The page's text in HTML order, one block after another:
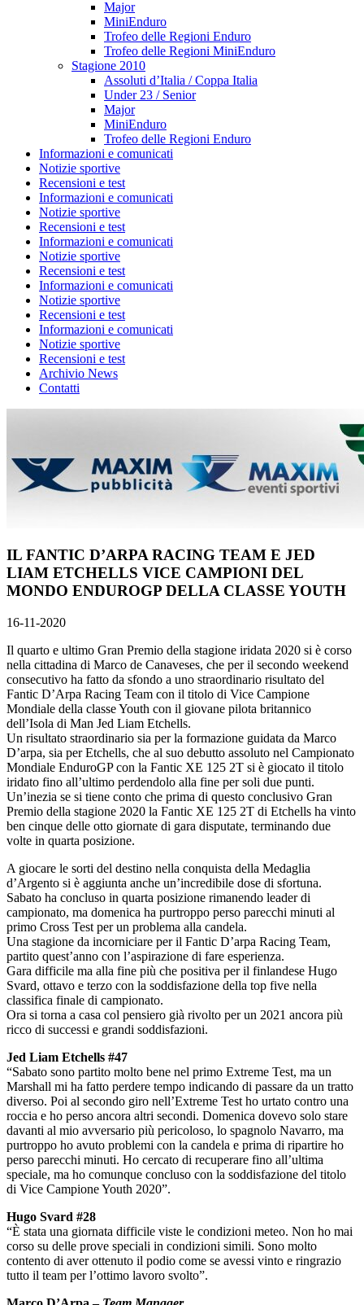
Major
MiniEnduro
Trofeo delle Regioni Enduro
Trofeo delle Regioni MiniEnduro
Stagione 2010
Assoluti d’Italia / Coppa Italia
Under 23 / Senior
Major
MiniEnduro
Trofeo delle Regioni Enduro
Informazioni e comunicati
Notizie sportive
Recensioni e test
Informazioni e comunicati
Notizie sportive
Recensioni e test
Informazioni e comunicati
Notizie sportive
Recensioni e test
Informazioni e comunicati
Notizie sportive
Recensioni e test
Informazioni e comunicati
Notizie sportive
Recensioni e test
Archivio News
Contatti
IL FANTIC D’ARPA RACING TEAM E JED
LIAM ETCHELLS VICE CAMPIONI DEL
MONDO ENDUROGP DELLA CLASSE YOUTH
16-11-2020
Il quarto e ultimo Gran Premio della stagione iridata 2020 si è corso
nella cittadina di Marco de Canaveses, che per il secondo weekend
consecutivo ha fatto da sfondo a uno straordinario risultato del
Fantic D’Arpa Racing Team con il titolo di Vice Campione
Mondiale della classe Youth con il giovane pilota britannico
dell’Isola di Man Jed Liam Etchells.
Un risultato straordinario sia per la formazione guidata da Marco
D’arpa, sia per Etchells, che al suo debutto assoluto nel Campionato
Mondiale EnduroGP con la Fantic XE 125 2T si è giocato il titolo
iridato fino all’ultimo perdendolo alla fine per soli due punti.
Un’inezia se si tiene conto che prima di questo conclusivo Gran
Premio della stagione 2020 la Fantic XE 125 2T di Etchells ha vinto
ben cinque delle otto giornate di gara disputate, terminando due
volte in quarta posizione.
A giocare le sorti del destino nella conquista della Medaglia
d’Argento si è aggiunta anche un’incredibile dose di sfortuna.
Sabato ha concluso in quarta posizione rimanendo leader di
campionato, ma domenica ha purtroppo perso parecchi minuti al
primo Cross Test per un problema alla candela.
Una stagione da incorniciare per il Fantic D’arpa Racing Team,
partito quest’anno con l’aspirazione di fare esperienza.
Gara difficile ma alla fine più che positiva per il finlandese Hugo
Svard, ottavo e terzo con la soddisfazione della top five nella
classifica finale di campionato.
Ora si torna a casa col pensiero già rivolto per un 2021 ancora più
ricco di successi e grandi soddisfazioni.
Jed Liam Etchells #47
“Sabato sono partito molto bene nel primo Extreme Test, ma un
Marshall mi ha fatto perdere tempo indicando di passare da un tratto
diverso. Poi al secondo giro nell’Extreme Test ho urtato contro una
roccia e ho perso ancora altri secondi. Domenica dovevo solo stare
davanti al mio avversario più pericoloso, lo spagnolo Navarro, ma
purtroppo ho avuto problemi con la candela e prima di ripartire ho
perso parecchi minuti. Ho cercato di recuperare fino all’ultima
speciale, ma ho comunque concluso con la soddisfazione del titolo
di Vice Campione Youth 2020”.
Hugo Svard #28
“È stata una giornata difficile viste le condizioni meteo. Non ho mai
corso su delle prove speciali in condizioni simili. Sono molto
contento di aver ottenuto il podio come se avessi vinto e ringrazio
tutto il team per l’ottimo lavoro svolto”.